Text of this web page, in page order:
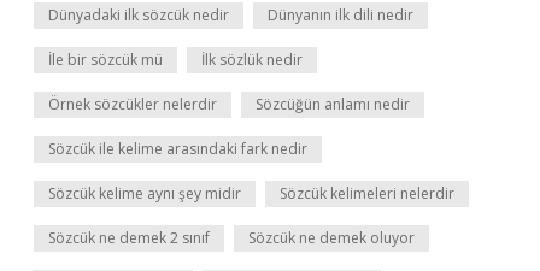
Dünyadaki ilk sözcük nedir Dünyanın ilk dili nedir
İle bir sözcük mü İlk sözlük nedir
Örnek sözcükler nelerdir Sözcüğün anlamı nedir
Sözcük ile kelime arasındaki fark nedir
Sözcük kelime aynı şey midir Sözcük kelimeleri nelerdir
Sözcük ne demek 2 sınıf Sözcük ne demek oluyor